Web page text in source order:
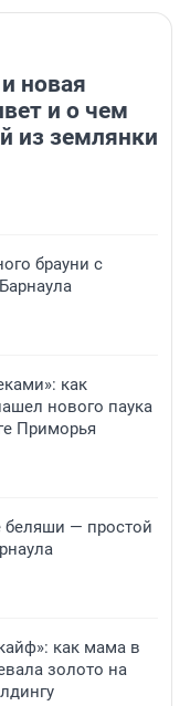
новая
и о чем
из землянки
брауни с
как
нового паука
Приморья
беляши — простой
как мама в
золото на